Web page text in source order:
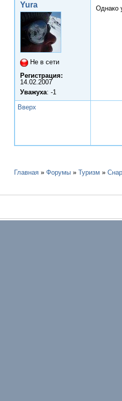
Yura
Не в сети
Регистрация:
14.02.2007
Уважуха: -1
Однако
Вверх
Главная » Форумы » Туризм »